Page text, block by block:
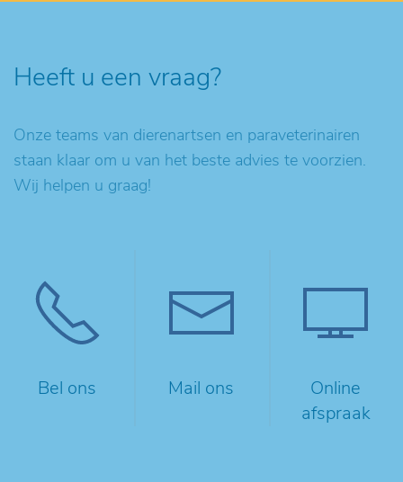
Heeft u een vraag?
Onze teams van dierenartsen en paraveterinairen
staan klaar om u van het beste advies te voorzien.
Wij helpen u graag!
Bel ons Mail ons
Online
afspraak